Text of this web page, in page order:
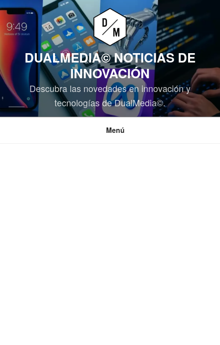
Saltar
contenido
DUALMEDIA© NOTICIAS DE
INNOVACIÓN
Descubra las novedades en innovación y
tecnologías de DualMedia©.
Menú